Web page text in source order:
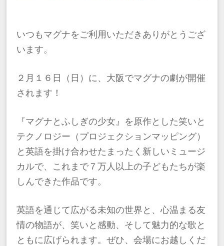
いつもマグナをご利用いただきありがとうござ
います。
２月１６日（日）に、大阪でマグナの劇が開催
されます！
『マグナとふしぎの少女』を原作とした笑いと
テクノロジー（プロジェクションマッピング）
と英語を掛け合わせたまったく新しいミュージ
カルで、これまで７万人以上の子どもたちが楽
しんできた作品です。
英語を通じて広がる未知の世界と、心温まる友
情の物語が、笑いと感動、そして魅力的な歌と
ともに広げられます。ぜひ、会場にお越しくだ